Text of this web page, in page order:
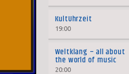
KultUhrzeit
19:00
Weltklang – all about
the world of music
20:00